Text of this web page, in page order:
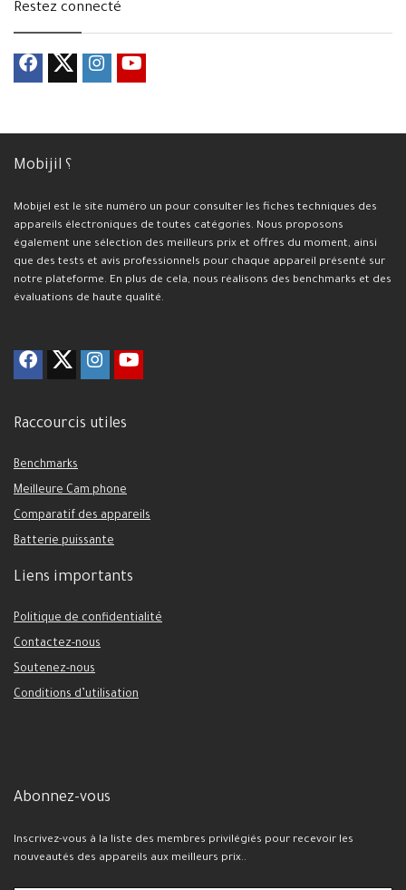
Restez connecté
Mobijil ؟
Mobijel est le site numéro un pour consulter les fiches techniques des
appareils électroniques de toutes catégories. Nous proposons
également une sélection des meilleurs prix et offres du moment, ainsi
que des tests et avis professionnels pour chaque appareil présenté sur
notre plateforme. En plus de cela, nous réalisons des benchmarks et des
évaluations de haute qualité.
Raccourcis utiles
Benchmarks
Meilleure Cam phone
Comparatif des appareils
Batterie puissante
Liens importants
Politique de confidentialité
Contactez-nous
Soutenez-nous
Conditions d’utilisation
Abonnez-vous
Inscrivez-vous à la liste des membres privilégiés pour recevoir les
nouveautés des appareils aux meilleurs prix..